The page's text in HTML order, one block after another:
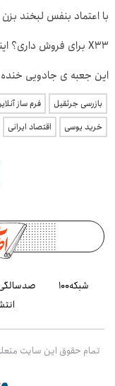
با اعتماد بنفس لبخند بزن (ژل
X33 برای فروش داری؟ اینجا راحت و سریع بفروشش
این جعبه ی جادویی خنده رو
بازرسی جرثقیل فرم ساز
خرید یوسی
اقتصاد ایرانی
شبکه۱۰۰
تمام حقوق این سایت